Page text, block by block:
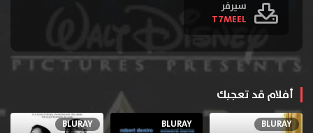
سيرفر
T7MEEL
أفلام قد تعجبك
BLURAY
BLURAY
BLURAY